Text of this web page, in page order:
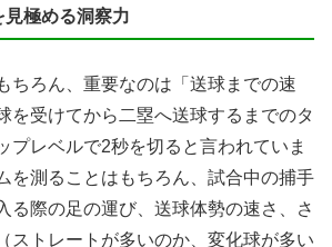
極める洞察力
ちろん、重要なのは「送球までの速
を受けてから二塁へ送球するまでのタ
プレベルで2秒を切ると言われていま
を測ることはもちろん、試合中の捕手
る際の足の運び、送球体勢の速さ、さ
ストレートが多いのか、変化球が多い